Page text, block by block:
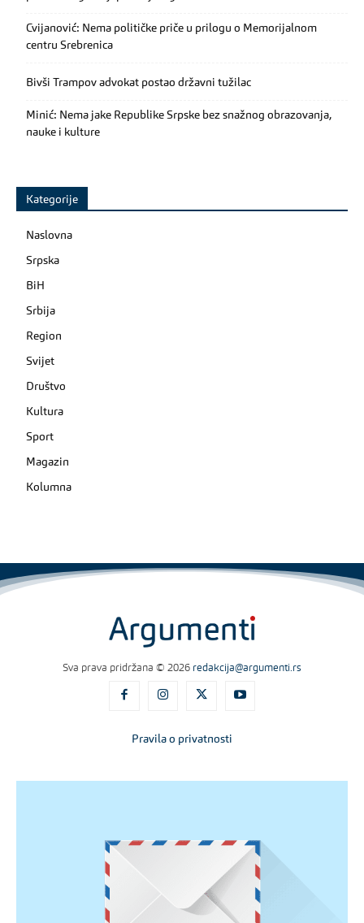
Cvijanović: Nema političke priče u prilogu o Memorijalnom
centru Srebrenica
Bivši Trampov advokat postao državni tužilac
Minić: Nema jake Republike Srpske bez snažnog obrazovanja,
nauke i kulture
Kategorije
Naslovna
Srpska
BiH
Srbija
Region
Svijet
Društvo
Kultura
Sport
Magazin
Kolumna
Sva prava pridržana © 2026 redakcija@argumenti.rs
Pravila o privatnosti